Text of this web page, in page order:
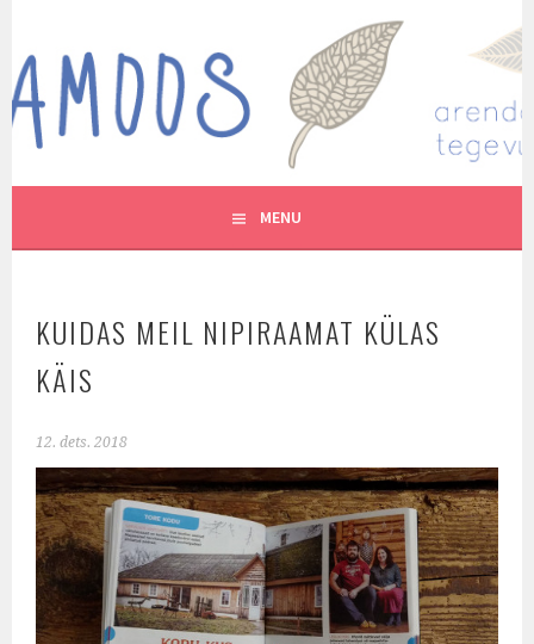
content
MUTUKAMOOS
ARENDAVAID TEGEVUSI LASTEGA
MENU
KUIDAS MEIL NIPIRAAMAT KÜLAS
KÄIS
12. dets. 2018